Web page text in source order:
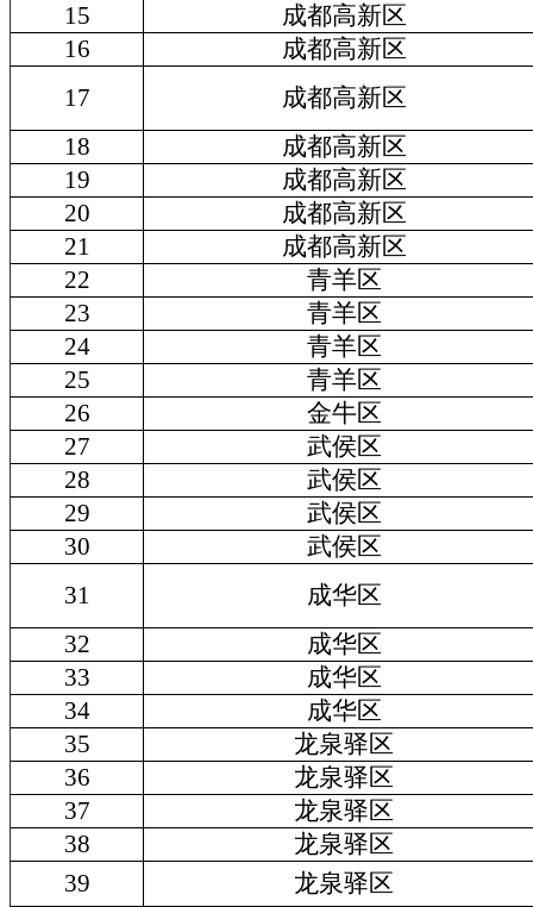
15
成都高新区
16
成都高新区
17
成都高新区
18
成都高新区
19
成都高新区
20
成都高新区
21
成都高新区
22
青羊区
23
青羊区
24
青羊区
25
青羊区
26
金牛区
27
武侯区
28
武侯区
29
武侯区
30
武侯区
31
成华区
32
成华区
33
成华区
34
成华区
35
龙泉驿区
36
龙泉驿区
37
龙泉驿区
38
龙泉驿区
39
龙泉驿区